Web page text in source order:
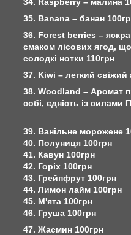
35. Banana – банан
36. Forest berries –
смаком лісових ягод, що
солодкі нотки 110грн
37. Kiwi – легкий свіжий
38. Woodland – Аромат
собі, єдність із силами
39. Ванільне морожене
40. Полуниця 100грн
41. Кавун 100грн
42. Горіх 100грн
43. Грейпфрут 100грн
44. Лимон лайм 100грн
45. М'ята 100грн
46. Груша 100грн
47. Жасмин 100грн